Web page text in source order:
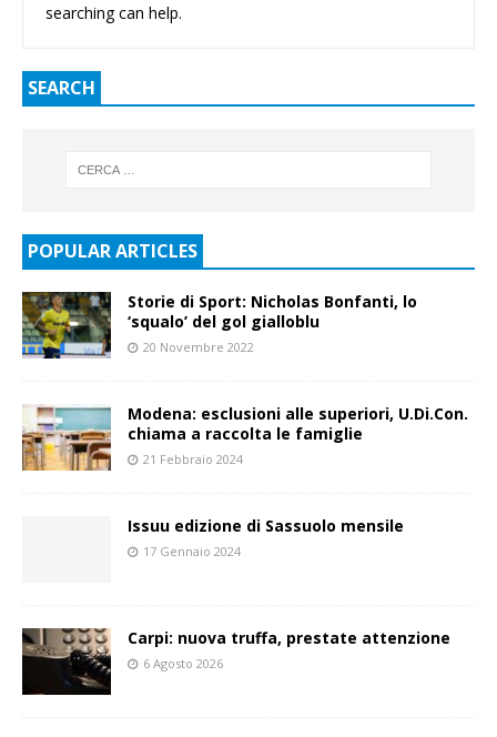
searching can help.
SEARCH
POPULAR ARTICLES
Storie di Sport: Nicholas Bonfanti, lo
‘squalo’ del gol gialloblu
20 Novembre 2022
Modena: esclusioni alle superiori, U.Di.Con.
chiama a raccolta le famiglie
21 Febbraio 2024
Issuu edizione di Sassuolo mensile
17 Gennaio 2024
Carpi: nuova truffa, prestate attenzione
6 Agosto 2026